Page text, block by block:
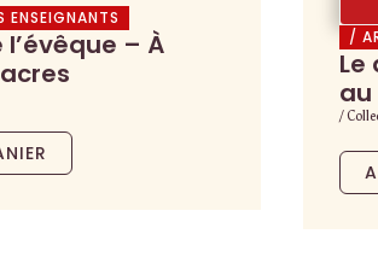
l’évêque – À
/
Le
au
/